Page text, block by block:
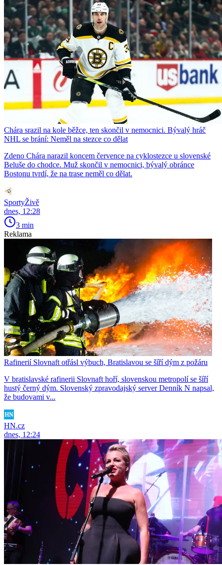
Chára srazil na kole běžce, ten skončil v nemocnici. Bývalý hráč
NHL se brání: Neměl na stezce co dělat
Zdeno Chára narazil koncem července na cyklostezce u slovenské
Beluše do chodce. Muž skončil v nemocnici, bývalý obránce
Bostonu tvrdí, že na trase neměl co dělat.
SportyŽivě
dnes, 12:28
3 min
Reklama
Rafinerií Slovnaft otřásl výbuch, Bratislavou se šíří dým z požáru
V bratislavské rafinerii Slovnaft hoří, slovenskou metropolí se šíří
hustý černý dým. Slovenský zpravodajský server Denník N napsal,
že budovami v...
HN.cz
dnes, 12:24